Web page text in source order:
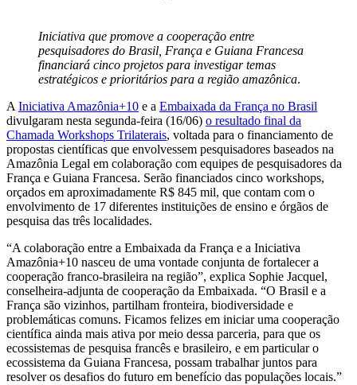
Iniciativa que promove a cooperação entre
pesquisadores do Brasil, França e Guiana Francesa
financiará cinco projetos para investigar temas
estratégicos e prioritários para a região amazônica.
AIniciativa Amazônia+10 e a Embaixada da França no Brasil
divulgaram nesta segunda-feira (16/06) o resultado final da
Chamada Workshops Trilaterais, voltada para o financiamento de
propostas científicas que envolvessem pesquisadores baseados na
Amazônia Legal em colaboração com equipes de pesquisadores da
França e Guiana Francesa. Serão financiados cinco workshops,
orçados em aproximadamente R$ 845 mil, que contam com o
envolvimento de 17 diferentes instituições de ensino e órgãos de
pesquisa das três localidades.
“A colaboração entre a Embaixada da França e a Iniciativa
Amazônia+10 nasceu de uma vontade conjunta de fortalecer a
cooperação franco-brasileira na região”, explica Sophie Jacquel,
conselheira-adjunta de cooperação da Embaixada. “O Brasil e a
França são vizinhos, partilham fronteira, biodiversidade e
problemáticas comuns. Ficamos felizes em iniciar uma cooperação
científica ainda mais ativa por meio dessa parceria, para que os
ecossistemas de pesquisa francês e brasileiro, e em particular o
ecossistema da Guiana Francesa, possam trabalhar juntos para
resolver os desafios do futuro em benefício das populações locais.”